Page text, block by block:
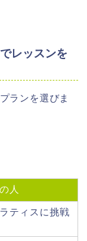
レッスンを
ランを選びま
人
ティスに挑戦